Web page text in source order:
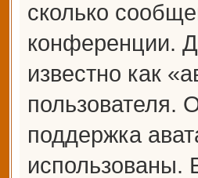
сколько
конференции.
известно как
пользователя.
поддержка
использованы.